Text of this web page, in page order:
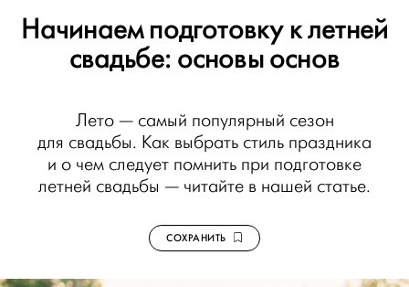
Начинаем подготовку к летней
свадьбе: основы основ
Лето — самый популярный сезон
для свадьбы. Как выбрать стиль праздника
и о чем следует помнить при подготовке
летней свадьбы — читайте в нашей статье.
СОХРАНИТЬ